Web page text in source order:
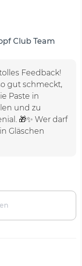
Club Team
Feedback!
gut schmeckt,
Paste in
und zu
🎁✨ Wer darf
Gläschen